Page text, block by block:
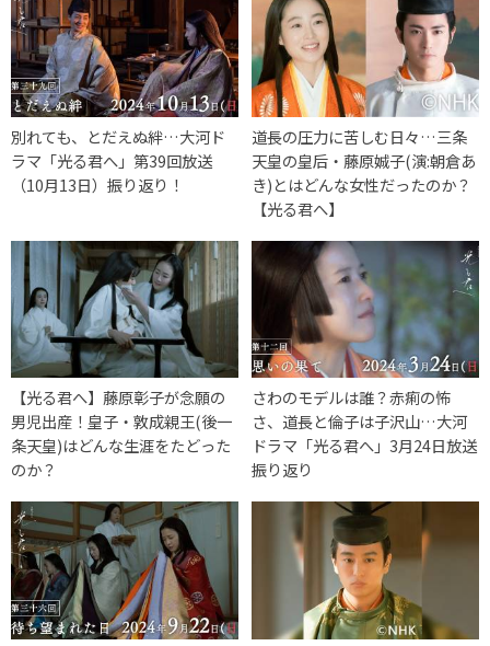
別れても、とだえぬ絆…大河ド
ラマ「光る君へ」第39回放送
（10月13日）振り返り！
道長の圧力に苦しむ日々…三条
天皇の皇后・藤原娍子(演:朝倉あ
き)とはどんな女性だったのか？
【光る君へ】
【光る君へ】藤原彰子が念願の
男児出産！皇子・敦成親王(後一
条天皇)はどんな生涯をたどった
のか？
さわのモデルは誰？赤痢の怖
さ、道長と倫子は子沢山…大河
ドラマ「光る君へ」3月24日放送
振り返り